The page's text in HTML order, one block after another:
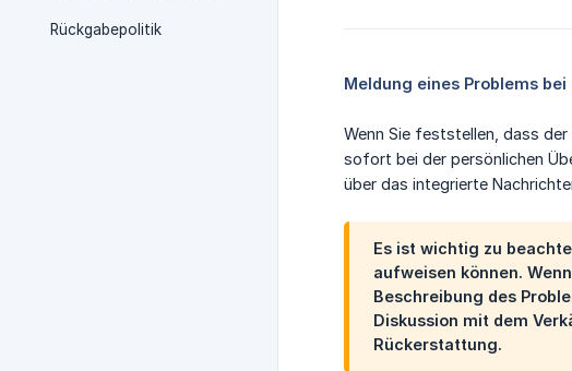
Rückgabepolitik
Meldung eines Problems
Wenn Sie feststellen, dass
sofort bei der persönlichen
über das integrierte
Es ist wichtig zu
aufweisen können.
Beschreibung des
Diskussion mit dem
Rückerstattung.